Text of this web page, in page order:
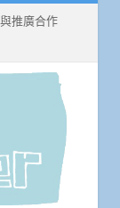
推廣合作